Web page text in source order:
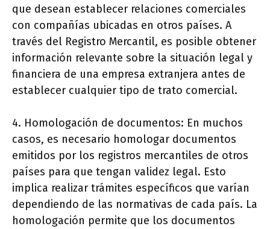
que desean establecer relaciones comerciales
con compañías ubicadas en otros países. A
través del Registro Mercantil, es posible obtener
información relevante sobre la situación legal y
financiera de una empresa extranjera antes de
establecer cualquier tipo de trato comercial.
4. Homologación de documentos: En muchos
casos, es necesario homologar documentos
emitidos por los registros mercantiles de otros
países para que tengan validez legal. Esto
implica realizar trámites específicos que varían
dependiendo de las normativas de cada país. La
homologación permite que los documentos